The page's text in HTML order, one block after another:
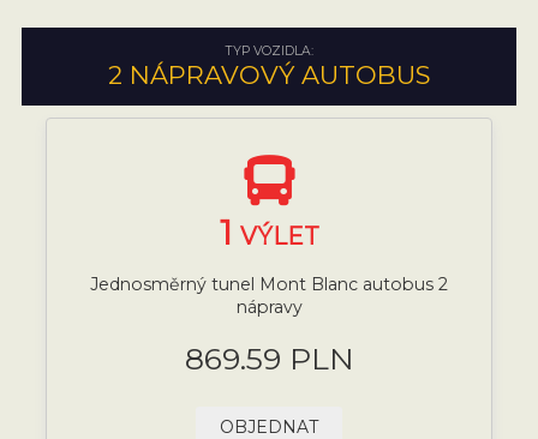
TYP VOZIDLA:
2 NÁPRAVOVÝ AUTOBUS
1 VÝLET
Jednosměrný tunel Mont Blanc autobus 2
nápravy
869.59 PLN
OBJEDNAT